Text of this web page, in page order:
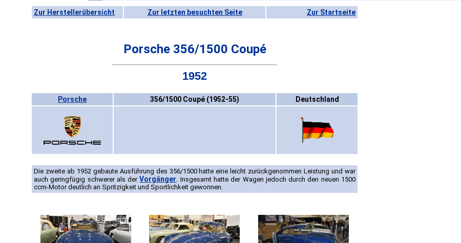
Zur Herstellerübersicht Zur letzten besuchten Seite Zur Startseite
Porsche 356/1500 Coupé
1952
Porsche 356/1500 Coupé (1952-55) Deutschland
Die zweite ab 1952 gebaute Ausführung des 356/1500 hatte eine leicht zurückgenommen Leistung und war
auch geringfügig schwerer als derVorgänger. Insgesamt hatte der Wagen jedoch durch den neuen 1500
ccm-Motor deutlich an Spritzigkeit und Sportlichkeit gewonnen.